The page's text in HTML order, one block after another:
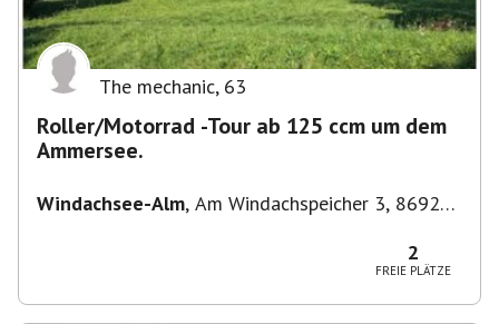
The mechanic, 63
Roller/Motorrad -Tour ab 125 ccm um dem
Ammersee.
Windachsee-Alm, Am Windachspeicher 3, 86923
2
FREIE PLÄTZE